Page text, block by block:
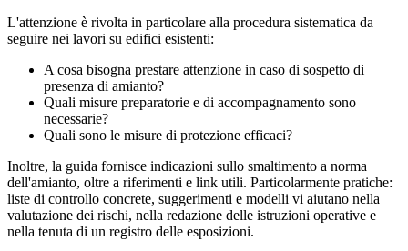
L'attenzione è rivolta in particolare alla procedura sistematica da
seguire nei lavori su edifici esistenti:
A cosa bisogna prestare attenzione in caso di sospetto di
presenza di amianto?
Quali misure preparatorie e di accompagnamento sono
necessarie?
Quali sono le misure di protezione efficaci?
Inoltre, la guida fornisce indicazioni sullo smaltimento a norma
dell'amianto, oltre a riferimenti e link utili. Particolarmente pratiche:
liste di controllo concrete, suggerimenti e modelli vi aiutano nella
valutazione dei rischi, nella redazione delle istruzioni operative e
nella tenuta di un registro delle esposizioni.